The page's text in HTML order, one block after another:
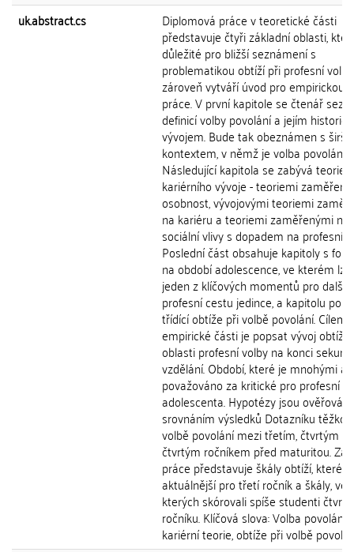
uk.abstract.cs
Diplomová práce v teoretické části
představuje čtyři základní oblasti,
důležité pro bližší seznámení s
problematikou obtíží při profesní
zároveň vytváří úvod pro empirickou
práce. V první kapitole se čtenář
definicí volby povolání a jejím
vývojem. Bude tak obeznámen s
kontextem, v němž je volba povolání
Následující kapitola se zabývá
kariérního vývoje - teoriemi
osobnost, vývojovými teoriemi
na kariéru a teoriemi zaměřenými na
sociální vlivy s dopadem na profesní
Poslední část obsahuje kapitoly s
na období adolescence, ve kterém
jeden z klíčových momentů pro další
profesní cestu jedince, a kapitolu
třídící obtíže při volbě povolání. Cílem
empirické části je popsat vývoj obtíží v
oblasti profesní volby na konci
vzdělání. Období, které je mnohými
považováno za kritické pro profesní
adolescenta. Hypotézy jsou ověřovány
srovnáním výsledků Dotazníku
volbě povolání mezi třetím, čtvrtým a
čtvrtým ročníkem před maturitou.
práce představuje škály obtíží, které
aktuálnější pro třetí ročník a škály, ve
kterých skórovali spíše studenti
ročníku. Klíčová slova: Volba povolání,
kariérní teorie, obtíže při volbě